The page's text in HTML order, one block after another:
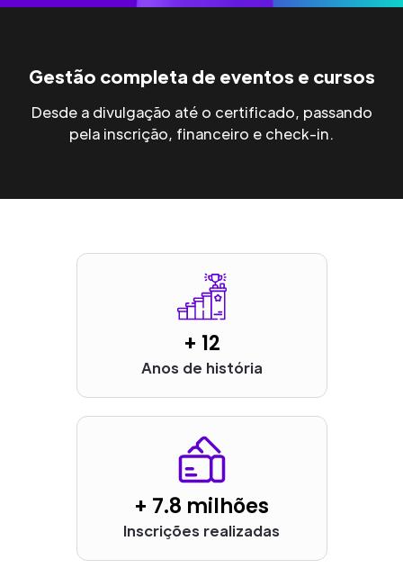
Gestão completa de eventos e cursos
Desde a divulgação até o certificado, passando
pela inscrição, financeiro e check-in.
+ 12
Anos de história
+ 7.8 milhões
Inscrições realizadas